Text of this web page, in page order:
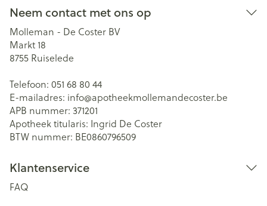
Neem contact met ons op
Molleman - De Coster BV
Markt 18
8755 Ruiselede
Telefoon: 051 68 80 44
E-mailadres: info@apotheekmollemandecoster.be
APB nummer: 371201
Apotheek titularis: Ingrid De Coster
BTW nummer: BE0860796509
Klantenservice
FAQ